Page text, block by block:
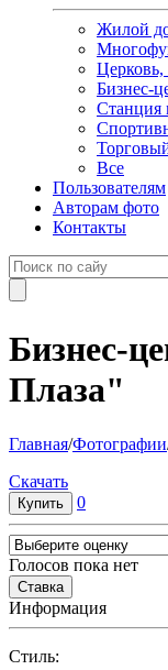
Жилой
Церковь,
Бизнес-
Станция
Все
Пользователям
Авторам фото
Контакты
Бизнес-
Плаза"
Главная/Фотографии
Cкачать
0
Голосов пока нет
Информация
Cтиль: